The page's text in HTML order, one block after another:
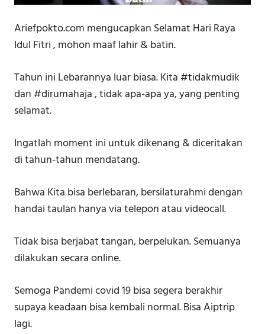
Ariefpokto.com mengucapkan Selamat Hari Raya
Idul Fitri , mohon maaf lahir & batin.
Tahun ini Lebarannya luar biasa. Kita #tidakmudik
dan #dirumahaja , tidak apa-apa ya, yang penting
selamat.
Ingatlah moment ini untuk dikenang & diceritakan
di tahun-tahun mendatang.
Bahwa Kita bisa berlebaran, bersilaturahmi dengan
handai taulan hanya via telepon atau videocall.
Tidak bisa berjabat tangan, berpelukan. Semuanya
dilakukan secara online.
Semoga Pandemi covid 19 bisa segera berakhir
supaya keadaan bisa kembali normal. Bisa Aiptrip
lagi.